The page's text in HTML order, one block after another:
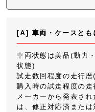
[A] 車両・ケースとも
車両状態は美品(動力
状態)
試走数回程度の走行
購入時の試走程度の
メーカーから発表さ
は、修正対応済または